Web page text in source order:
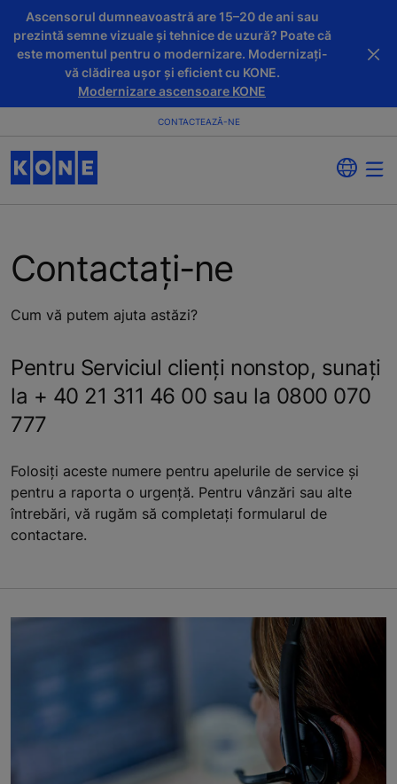
Ascensorul dumneavoastră are 15–20 de ani sau
prezintă semne vizuale și tehnice de uzură? Poate că
este momentul pentru o modernizare. Modernizați-
vă clădirea ușor și eficient cu KONE.
Modernizare ascensoare KONE
CONTACTEAZĂ-NE
Contactați-ne
Cum vă putem ajuta astăzi?
Pentru Serviciul clienți nonstop, sunați
la + 40 21 311 46 00 sau la 0800 070
777
Folosiți aceste numere pentru apelurile de service și
pentru a raporta o urgență. Pentru vânzări sau alte
întrebări, vă rugăm să completați formularul de
contactare.